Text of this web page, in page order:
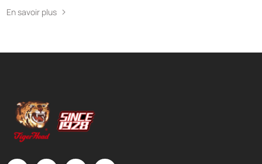
En savoir plus